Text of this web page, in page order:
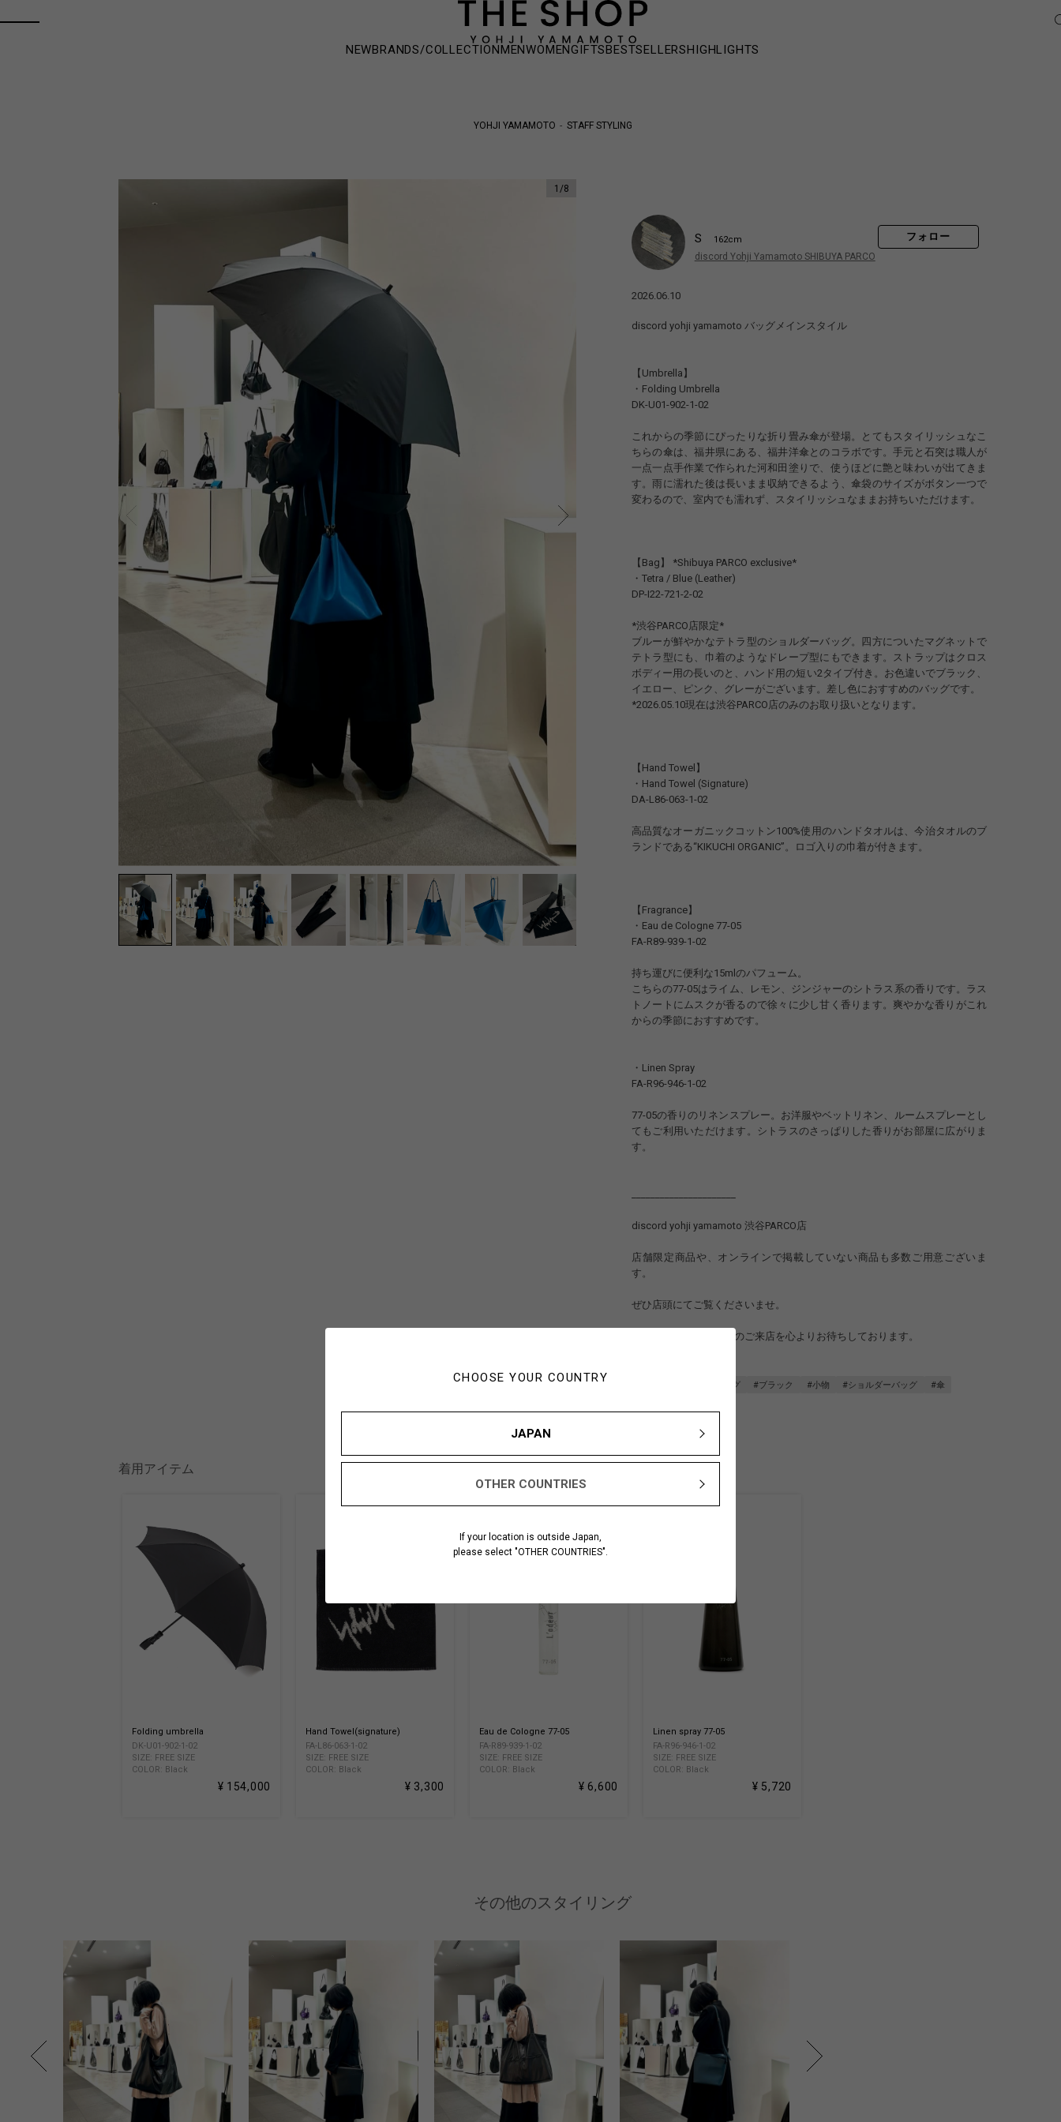
CHOOSE YOUR COUNTRY
JAPAN
OTHER COUNTRIES
If your location is outside Japan,
please select "OTHER COUNTRIES".
NEWBRANDS/COLLECTIONMENWOMENGIFTSBESTSELLERSHIGHLIGHTS
YOHJI YAMAMOTO STAFF STYLING
1 /8
S 162cm
discord Yohji Yamamoto SHIBUYA PARCO
フォロー
2026.06.10
discord yohji yamamoto バッグメインスタイル
【Umbrella】
・Folding Umbrella
DK-U01-902-1-02
これからの季節にぴったりな折り畳み傘が登場。とてもスタイリッシュなこ
ちらの傘は、福井県にある、福井洋傘とのコラボです。手元と石突は職人が
一点一点手作業で作られた河和田塗りで、使うほどに艶と味わいが出てきま
す。雨に濡れた後は長いまま収納できるよう、傘袋のサイズがボタン一つで
変わるので、室内でも濡れず、スタイリッシュなままお持ちいただけます。
【Bag】 *Shibuya PARCO exclusive*
・Tetra / Blue (Leather)
DP-I22-721-2-02
*渋谷PARCO店限定*
ブルーが鮮やかなテトラ型のショルダーバッグ。四方についたマグネットで
テトラ型にも、巾着のようなドレープ型にもできます。ストラップはクロス
ボディー用の長いのと、ハンド用の短い2タイプ付き。お色違いでブラック、
イエロー、ピンク、グレーがございます。差し色におすすめのバッグです。
*2026.05.10現在は渋谷PARCO店のみのお取り扱いとなります。
【Hand Towel】
・Hand Towel (Signature)
DA-L86-063-1-02
高品質なオーガニックコットン100%使用のハンドタオルは、今治タオルのブ
ランドである“KIKUCHI ORGANIC”。ロゴ入りの巾着が付きます。
【Fragrance】
・Eau de Cologne 77-05
FA-R89-939-1-02
持ち運びに便利な15mlのパフューム。
こちらの77-05はライム、レモン、ジンジャーのシトラス系の香りです。ラス
トノートにムスクが香るので徐々に少し甘く香ります。爽やかな香りがこれ
からの季節におすすめです。
・Linen Spray
FA-R96-946-1-02
77-05の香りのリネンスプレー。お洋服やベットリネン、ルームスプレーとし
てもご利用いただけます。シトラスのさっぱりした香りがお部屋に広がりま
す。
discord yohji yamamoto 渋谷PARCO店
店舗限定商品や、オンラインで掲載していない商品も多数ご用意ございま
す。
ぜひ店頭にてご覧くださいませ。
スタッフ一同、お客様のご来店を心よりお待ちしております。
#ハンドバッグ #ブラック #小物 #ショルダーバッグ
#傘
着用アイテム
Folding umbrella
DK-U01-902-1-02
SIZE: FREE SIZE
COLOR: Black
¥ 154,000
Hand Towel(signature)
FA-L86-063-1-02
SIZE: FREE SIZE
COLOR: Black
¥ 3,300
Eau de Cologne 77-05
FA-R89-939-1-02
SIZE: FREE SIZE
COLOR: Black
¥ 6,600
Linen spray 77-05
FA-R96-946-1-02
SIZE: FREE SIZE
COLOR: Black
¥ 5,720
その他のスタイリング